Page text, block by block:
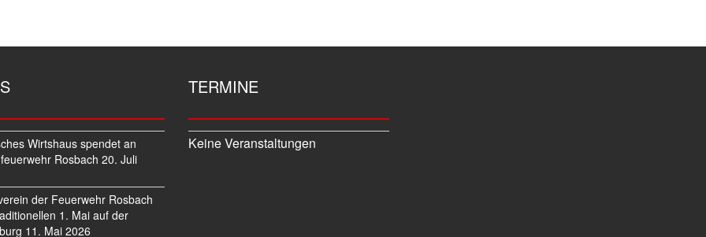
Wirtshaus spendet an
Rosbach 20. Juli
der Feuerwehr Rosbach
1. Mai auf der
11. Mai 2026
TERMINE
Keine Veranstaltungen